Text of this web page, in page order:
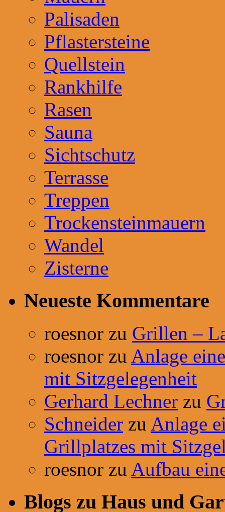
Palisaden
Pflastersteine
Quellstein
Rankhilfe
Rasen
Sauna
Sichtschutz
Terrasse
Treppen
Trockensteinmauern
Wandel
Zisterne
Neueste Kommentare
roesnor zu Grillen –
roesnor zu Anlage
mit Sitzgelegenheit
Gerhard Lechner zu
Schneider zu Anlage
Grillplatzes mit
roesnor zu Aufbau
Blogs zu Haus und